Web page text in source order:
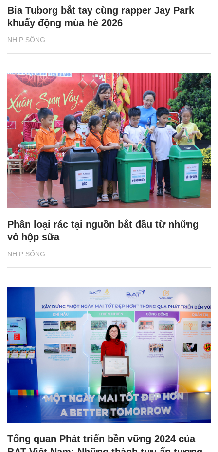
NHỊP SỐNG
Bia Tuborg bắt tay cùng rapper Jay Park
khuấy động mùa hè 2026
NHỊP SỐNG
Phân loại rác tại nguồn bắt đầu từ những
vỏ hộp sữa
Tổng quan Phát triển bền vững 2024 của